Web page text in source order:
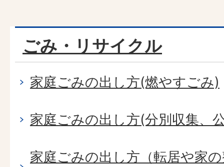
ごみ・リサイクル
家庭ごみの出し方(燃やすごみ)
家庭ごみの出し方(分別収集、
家庭ごみの出し方（転居や家